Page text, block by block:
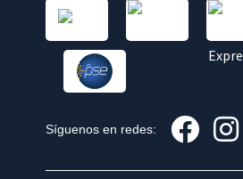
Síguenos en redes: